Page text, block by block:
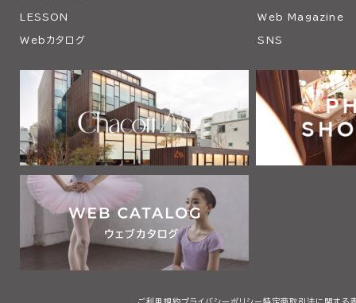
LESSON Web Magazine
Webカタログ SNS